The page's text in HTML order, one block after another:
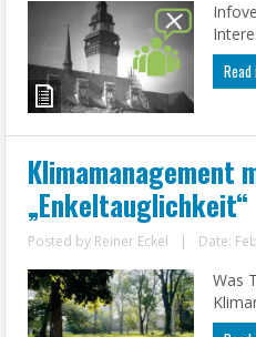
Klimamanagement
„Enkeltauglichkeit“
Posted by Reiner Eckel | Date:
Was